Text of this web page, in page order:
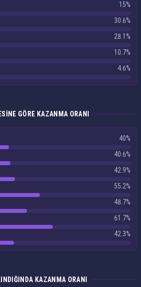
15%
30.6%
28.1%
10.7%
4.6%
GÖRE KAZANMA ORANI
40%
40.6%
42.9%
55.2%
48.7%
61.7%
42.3%
KAZANMA ORANI